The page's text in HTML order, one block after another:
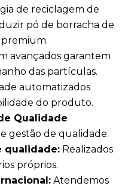
de reciclagem de
pó de borracha de
avançados garantem
das partículas.
automatizados
do produto.
Qualidade
gestão de qualidade.
qualidade: Realizados
próprios.
Atendemos